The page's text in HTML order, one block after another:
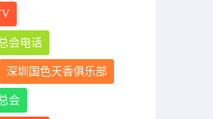
会电话
深圳国色天香俱乐部
会